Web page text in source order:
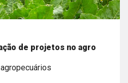
de projetos no agro